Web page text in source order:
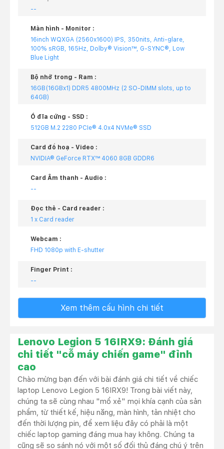
--
Màn hình - Monitor :
16inch WQXGA (2560x1600) IPS, 350nits, Anti-glare,
100% sRGB, 165Hz, Dolby® Vision™, G-SYNC®, Low
Blue Light
Bộ nhớ trong - Ram :
16GB(16GBx1) DDR5 4800MHz (2 SO-DIMM slots, up to
64GB)
Ổ đĩa cứng - SSD :
512GB M.2 2280 PCIe® 4.0x4 NVMe® SSD
Card đồ hoạ - Video :
NVIDIA® GeForce RTX™ 4060 8GB GDDR6
Card Âm thanh - Audio :
--
Đọc thẻ - Card reader :
1 x Card reader
Webcam :
FHD 1080p with E-shutter
Finger Print :
--
Xem thêm cấu hình chi tiết
Lenovo Legion 5 16IRX9: Đánh giá
chi tiết "cỗ máy chiến game" đỉnh
cao
Chào mừng bạn đến với bài đánh giá chi tiết về chiếc
laptop Lenovo Legion 5 16IRX9! Trong bài viết này,
chúng ta sẽ cùng nhau "mổ xẻ" mọi khía cạnh của sản
phẩm, từ thiết kế, hiệu năng, màn hình, tản nhiệt cho
đến thời lượng pin, để xem liệu đây có phải là một
chiếc laptop gaming đáng mua hay không. Chúng ta
cũng sẽ so sánh nó với một số đối thủ đáng chú ý trên